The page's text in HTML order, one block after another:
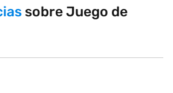
sobre Juego de